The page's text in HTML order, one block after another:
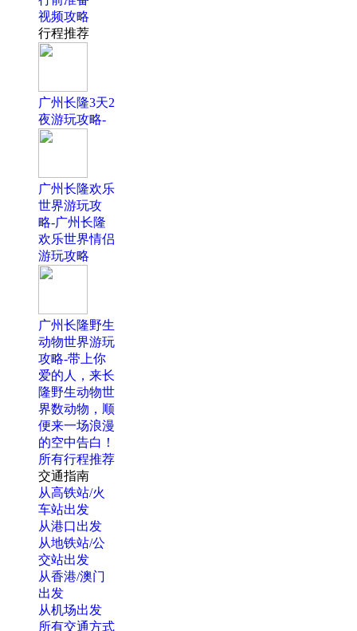
视频攻略
行程推荐
广州长隆3天2
夜游玩攻略-
广州长隆欢乐
世界游玩攻
略-广州长隆
欢乐世界情侣
游玩攻略
广州长隆野生
动物世界游玩
攻略-带上你
爱的人，来长
隆野生动物世
界数动物，顺
便来一场浪漫
的空中告白！
所有行程推荐
交通指南
从高铁站/火
车站出发
从港口出发
从地铁站/公
交站出发
从香港/澳门
出发
从机场出发
所有交通方式